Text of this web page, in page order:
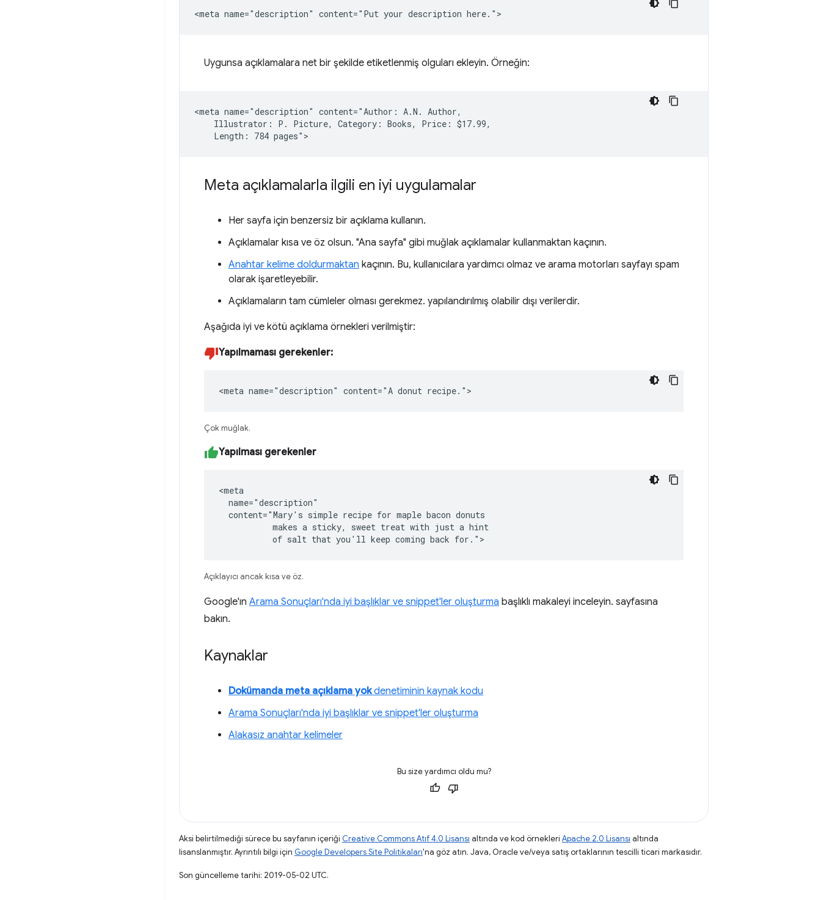
Uygunsa açıklamalara net bir şekilde etiketlenmiş olguları ekleyin. Örneğin:
<meta name="description" content="Author: A.N. Author,
    Illustrator: P. Picture, Category: Books, Price: $17.99,
Meta açıklamalarla ilgili en iyi uygulamalar
Her sayfa için benzersiz bir açıklama kullanın.
Açıklamalar kısa ve öz olsun. "Ana sayfa" gibi muğlak açıklamalar kullanmaktan kaçının.
Anahtar kelime doldurmaktan kaçının. Bu, kullanıcılara yardımcı olmaz ve arama motorları sayfayı spam
olarak işaretleyebilir.
Açıklamaların tam cümleler olması gerekmez. yapılandırılmış olabilir dışı verilerdir.
Aşağıda iyi ve kötü açıklama örnekleri verilmiştir:
Yapılmaması gerekenler:
<meta name="description" content="A donut recipe.">
Çok muğlak.
Yapılması gerekenler
<meta
  name="description"
  content="Mary's simple recipe for maple bacon donuts
           makes a sticky, sweet treat with just a hint
           of salt that you'll keep coming back for.">
Açıklayıcı ancak kısa ve öz.
Google'ın Arama Sonuçları'nda iyi başlıklar ve snippet'ler oluşturma başlıklı makaleyi inceleyin. sayfasına
bakın.
Kaynaklar
Dokümanda meta açıklama yokdenetiminin kaynak kodu
Arama Sonuçları'nda iyi başlıklar ve snippet'ler oluşturma
Alakasız anahtar kelimeler
Bu size yardımcı oldu mu?
Aksi belirtilmediği sürece bu sayfanın içeriği Creative Commons Atıf 4.0 Lisansı altında ve kod örnekleri Apache 2.0 Lisansı altında
lisanslanmıştır. Ayrıntılı bilgi için Google Developers Site Politikaları'na göz atın. Java, Oracle ve/veya satış ortaklarının tescilli ticari markasıdır.
Son güncelleme tarihi: 2019-05-02 UTC.